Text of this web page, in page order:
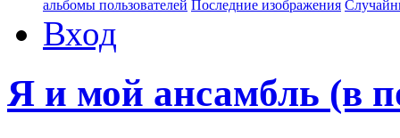
альбомы пользователей Последние изображения
Вход
Я и мой ансамбль (в